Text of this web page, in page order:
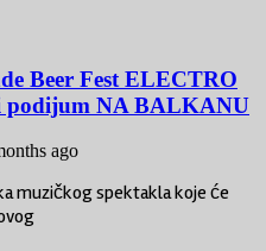
Beer Fest ELECTRO
podijum NA BALKANU
ago
muzičkog spektakla koje će